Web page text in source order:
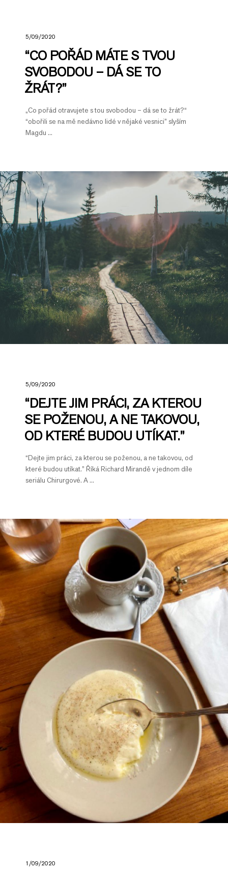
5/09/2020
“CO POŘÁD MÁTE S TVOU
SVOBODOU – DÁ SE TO
ŽRÁT?”
„Co pořád otravujete s tou svobodou – dá se to žrát?“
“obořili se na mě nedávno lidé v nějaké vesnici” slyším
Magdu ...
5/09/2020
“DEJTE JIM PRÁCI, ZA KTEROU
SE POŽENOU, A NE TAKOVOU,
OD KTERÉ BUDOU UTÍKAT.”
“Dejte jim práci, za kterou se poženou, a ne takovou, od
které budou utíkat.” Říká Richard Mirandě v jednom díle
seriálu Chirurgové. A ...
1/09/2020